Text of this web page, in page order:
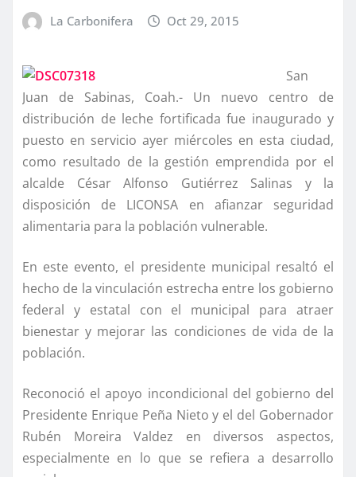
La Carbonifera Oct 29, 2015
San
Juan de Sabinas, Coah.- Un nuevo centro de
distribución de leche fortificada fue inaugurado y
puesto en servicio ayer miércoles en esta ciudad,
como resultado de la gestión emprendida por el
alcalde César Alfonso Gutiérrez Salinas y la
disposición de LICONSA en afianzar seguridad
alimentaria para la población vulnerable.
En este evento, el presidente municipal resaltó el
hecho de la vinculación estrecha entre los gobierno
federal y estatal con el municipal para atraer
bienestar y mejorar las condiciones de vida de la
población.
Reconoció el apoyo incondicional del gobierno del
Presidente Enrique Peña Nieto y el del Gobernador
Rubén Moreira Valdez en diversos aspectos,
especialmente en lo que se refiera a desarrollo